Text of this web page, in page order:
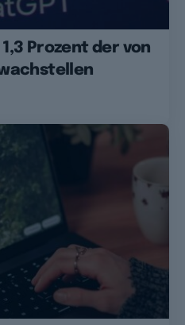
Prozent der von